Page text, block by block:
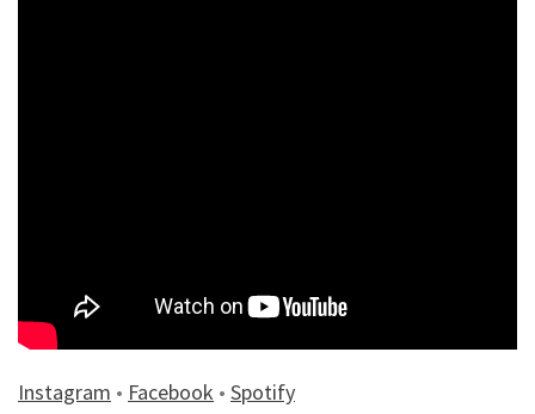
Instagram • Facebook • Spotify